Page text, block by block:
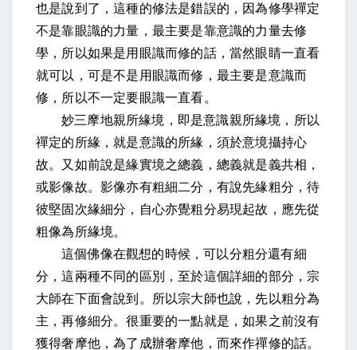
也是說到了，這種的修法是錯誤的，因為修學禪定
不是靠眼識的力量，最主要是靠意識的力量去修
學，所以如果是用眼識而修的話，當然眼睛一直看
就可以，可是不是用眼識而修，最主要是意識而
修，所以不一定要眼識一直看。
妙三摩地親所緣境，即是意識親所緣境，所以
禪定的所緣，就是意識的所緣，須於意境攝持心
故。又如前說是緣實境之總義，總義就是義共相，
或影像故。影像亦有粗細二分，有說先緣粗分，待
彼堅固次緣細分，自心亦覺粗分易現起故，應先從
粗像為所緣境。
這個佛像在觀想的時候，可以分粗分還有細
分，這兩種不同的區別，至於這個詳細的部分，宗
大師在下面會說到。所以宗大師也說，先以粗分為
主，再修細分。很重要的一點就是，如果之前沒有
獲得奢摩他，為了成辦奢摩他，而來作禪修的話。